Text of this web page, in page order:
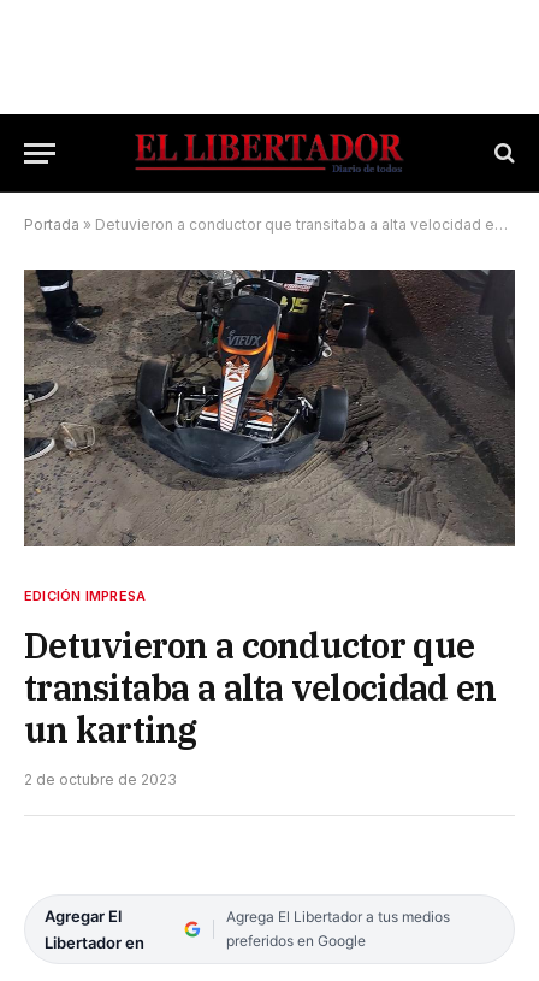
Portada » Detuvieron a conductor que transitaba a alta velocidad en un karting
EDICIÓN IMPRESA
Detuvieron a conductor que
transitaba a alta velocidad en
un karting
2 de octubre de 2023
Agregar El
Libertador en
Agrega El Libertador a tus medios
preferidos en Google